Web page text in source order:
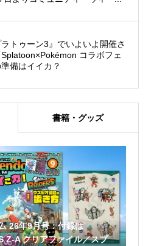
ラトゥーン3』でいよいよ開催さ
コラボフェ
備はイイカ？
書籍・グッズ
26年9月号：付録は
Z-A クリアファイル／スプ